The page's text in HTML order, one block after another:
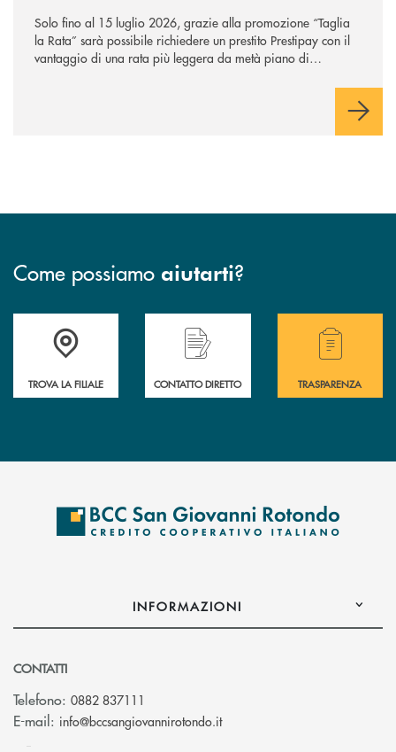
Solo fino al 15 luglio 2026, grazie alla promozione “Taglia
la Rata” sarà possibile richiedere un prestito Prestipay con il
vantaggio di una rata più leggera da metà piano di
Come possiamo aiutarti?
Accedi all' elenco completo delle filiali della BCC San Giovanni
TROVA LA FILIALE
Hai bisogno di assistenza immediata?
CONTATTO DIRETTO
Hai bisogno di
TRASPARENZA
INFORMAZIONI
CONTATTI
Telefono: 0882 837111
E-mail: info@bccsangiovannirotondo.it(si apre l’app di posta